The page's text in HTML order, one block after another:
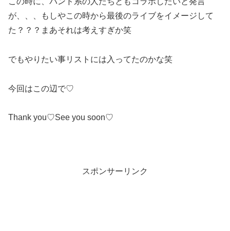
が、、、もしやこの時から最後のライブをイメージして
た？？？まあそれは考えすぎか笑
でもやりたい事リストには入ってたのかな笑
今回はこの辺で♡
Thank you♡See you soon♡
スポンサーリンク